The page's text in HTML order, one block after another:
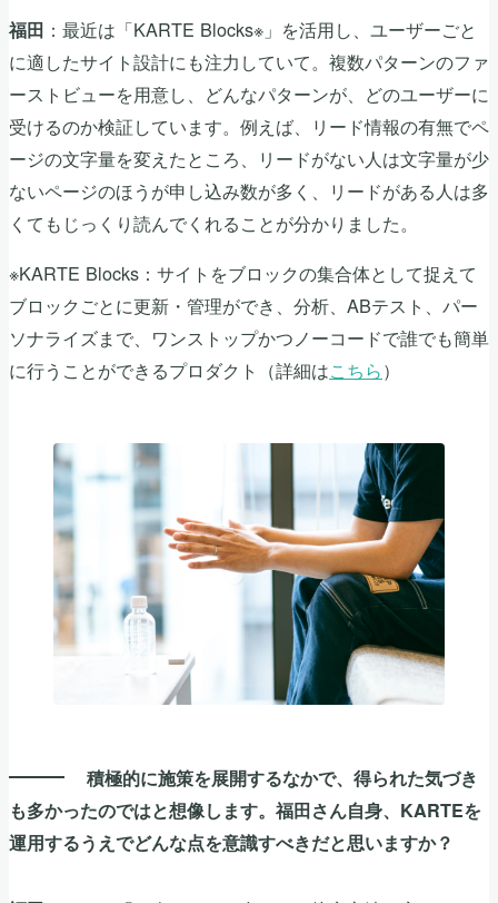
福田 ：最近は「KARTE Blocks※」を活用し、ユーザーごと
に適したサイト設計にも注力していて。複数パターンのファ
ーストビューを用意し、どんなパターンが、どのユーザーに
受けるのか検証しています。例えば、リード情報の有無でペ
ージの文字量を変えたところ、リードがない人は文字量が少
ないページのほうが申し込み数が多く、リードがある人は多
くてもじっくり読んでくれることが分かりました。
※KARTE Blocks：サイトをブロックの集合体として捉えて
ブロックごとに更新・管理ができ、分析、ABテスト、パー
ソナライズまで、ワンストップかつノーコードで誰でも簡単
に行うことができるプロダクト（詳細はこちら）
積極的に施策を展開するなかで、得られた気づき
も多かったのではと想像します。福田さん自身、KARTEを
運用するうえでどんな点を意識すべきだと思いますか？